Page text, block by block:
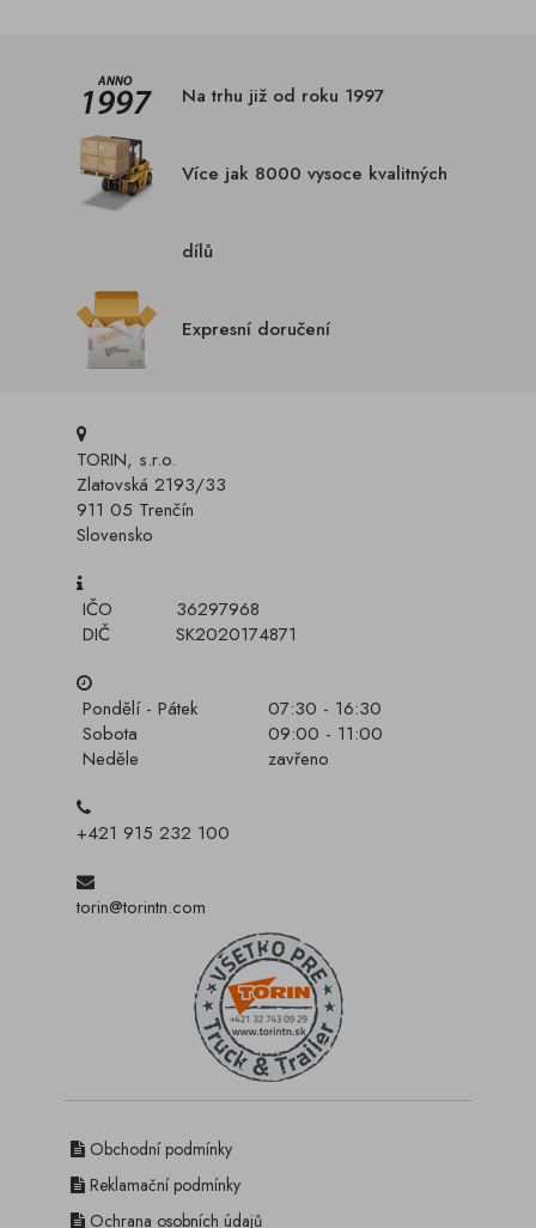
Na trhu již od roku 1997
Více jak 8000 vysoce kvalitných
dílů
Expresní doručení
TORIN, s.r.o.
Zlatovská 2193/33
911 05 Trenčín
Slovensko
IČO
36297968
DIČ
SK2020174871
Pondělí - Pátek
07:30 - 16:30
Sobota
09:00 - 11:00
Neděle
zavřeno
+421 915 232 100
torin@torintn.com
Obchodní podmínky
Reklamační podmínky
Ochrana osobních údajů